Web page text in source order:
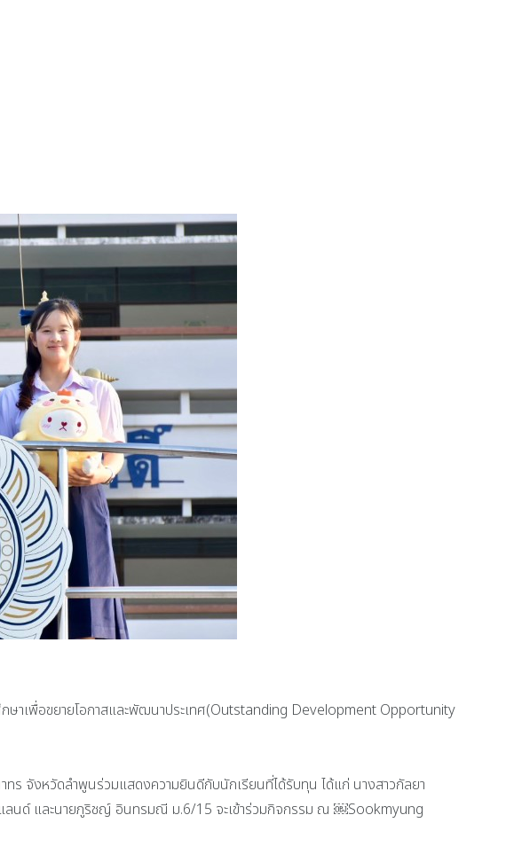
กษาเพื่อขยายโอกาสและพัฒนาประเทศ(Outstanding Development Opportunity
ร จังหวัดลำพูนร่วมแสดงความยินดีกับนักเรียนที่ได้รับทุน ได้แก่ นางสาวกัลยา
นด์ และนายภูริชญ์ อินทรมณี ม.6/15 จะเข้าร่วมกิจกรรม ณ ￼Sookmyung